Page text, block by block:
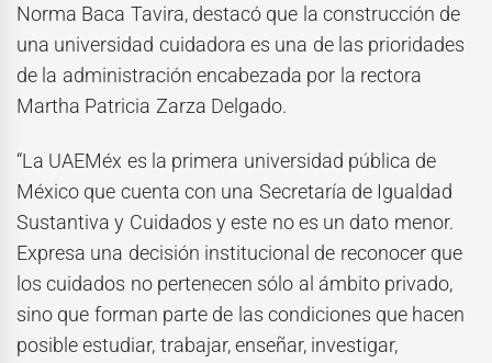
Norma Baca Tavira, destacó que la construcción de
una universidad cuidadora es una de las prioridades
de la administración encabezada por la rectora
Martha Patricia Zarza Delgado.
“La UAEMéx es la primera universidad pública de
México que cuenta con una Secretaría de Igualdad
Sustantiva y Cuidados y este no es un dato menor.
Expresa una decisión institucional de reconocer que
los cuidados no pertenecen sólo al ámbito privado,
sino que forman parte de las condiciones que hacen
posible estudiar, trabajar, enseñar, investigar,